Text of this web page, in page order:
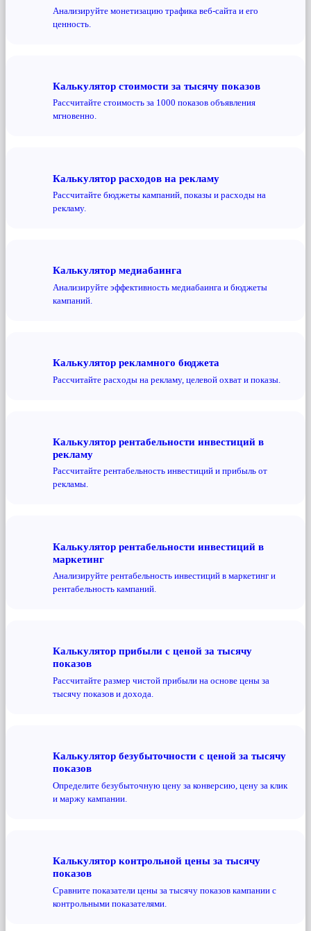
Анализируйте монетизацию трафика веб-сайта и его
ценность.
Калькулятор стоимости за тысячу показов
Рассчитайте стоимость за 1000 показов объявления
мгновенно.
Калькулятор расходов на рекламу
Рассчитайте бюджеты кампаний, показы и расходы на
рекламу.
Калькулятор медиабаинга
Анализируйте эффективность медиабаинга и бюджеты
кампаний.
Калькулятор рекламного бюджета
Рассчитайте расходы на рекламу, целевой охват и показы.
Калькулятор рентабельности инвестиций в
рекламу
Рассчитайте рентабельность инвестиций и прибыль от
рекламы.
Калькулятор рентабельности инвестиций в
маркетинг
Анализируйте рентабельность инвестиций в маркетинг и
рентабельность кампаний.
Калькулятор прибыли с ценой за тысячу
показов
Рассчитайте размер чистой прибыли на основе цены за
тысячу показов и дохода.
Калькулятор безубыточности с ценой за тысячу
показов
Определите безубыточную цену за конверсию, цену за клик
и маржу кампании.
Калькулятор контрольной цены за тысячу
показов
Сравните показатели цены за тысячу показов кампании с
контрольными показателями.